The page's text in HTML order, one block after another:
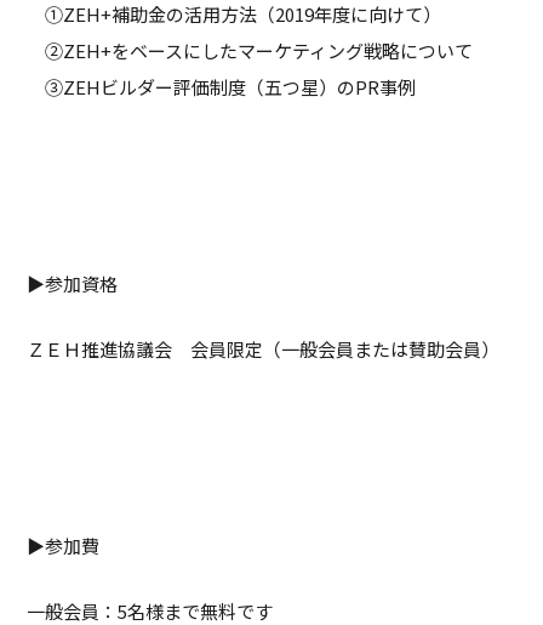
①ZEH+補助金の活用方法（2019年度に向けて）
②ZEH+をベースにしたマーケティング戦略について
③ZEHビルダー評価制度（五つ星）のPR事例
▶参加資格
ＺＥＨ推進協議会 会員限定（一般会員または賛助会員）
▶参加費
一般会員：5名様まで無料です